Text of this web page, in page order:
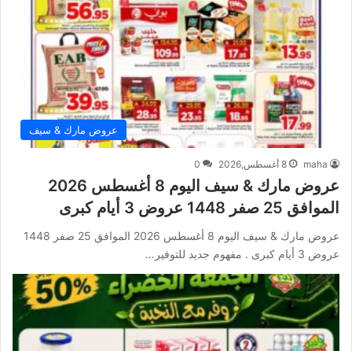
عروض مارك & سيف
maha 8 أغسطس,2026 0
عروض مارك & سيف اليوم 8 أغسطس 2026
الموافق 25 صفر 1448 عروض 3 أيام كبرى
عروض مارك & سيف اليوم 8 أغسطس 2026 الموافق 25 صفر 1448
عروض 3 أيام كبرى . مفهوم جديد للتوفير…